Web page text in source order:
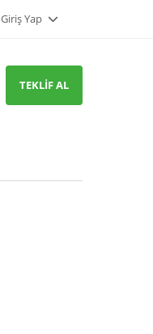
Giriş Yap
TEKLIF AL